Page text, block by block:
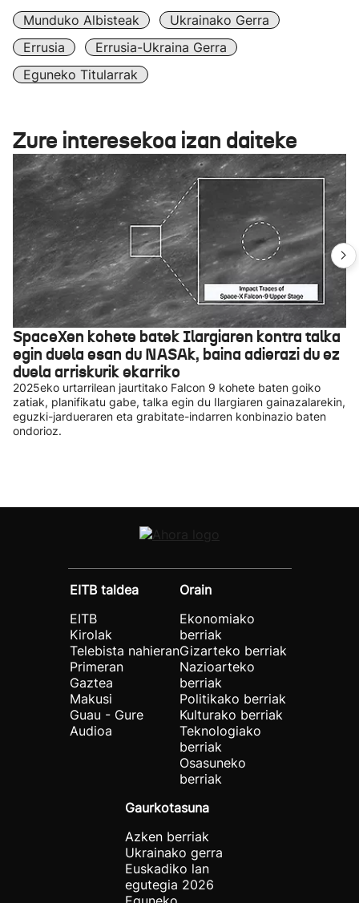
Munduko Albisteak
Ukrainako Gerra
Errusia
Errusia-Ukraina Gerra
Eguneko Titularrak
Zure interesekoa izan daiteke
SpaceXen kohete batek Ilargiaren kontra talka
egin duela esan du NASAk, baina adierazi du ez
duela arriskurik ekarriko
2025eko urtarrilean jaurtitako Falcon 9 kohete baten goiko
zatiak, planifikatu gabe, talka egin du Ilargiaren gainazalarekin,
eguzki-jardueraren eta grabitate-indarren konbinazio baten
ondorioz.
EITB taldea
EITB
Kirolak
Telebista nahieran
Primeran
Gaztea
Makusi
Guau - Gure
Audioa
Orain
Ekonomiako
berriak
Gizarteko berriak
Nazioarteko
berriak
Politikako berriak
Kulturako berriak
Teknologiako
berriak
Osasuneko
berriak
Gaurkotasuna
Azken berriak
Ukrainako gerra
Euskadiko lan
egutegia 2026